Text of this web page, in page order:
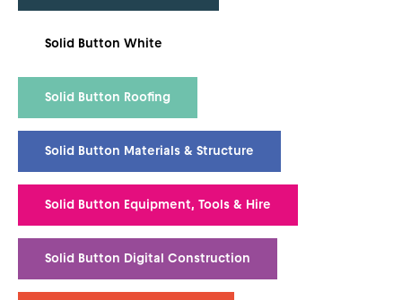
Solid Button White
Solid Button Roofing
Solid Button Materials & Structure
Solid Button Equipment, Tools & Hire
Solid Button Digital Construction